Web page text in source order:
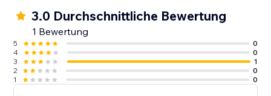
3.0 Durchschnittliche Bewertung
1 Bewertung
5
0
4
0
3
1
2
0
1
0